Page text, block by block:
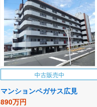
中古販売中
マンションペガサス広見
890万円